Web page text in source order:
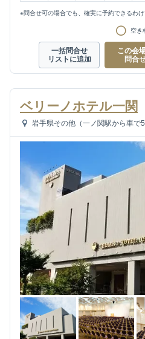
※問合せ可の場合でも、確実に予約できるわけ
空き
一括問合せ
リストに追加
この会
問合
ベリーノホテル一関
岩手県その他（一ノ関駅から車で5